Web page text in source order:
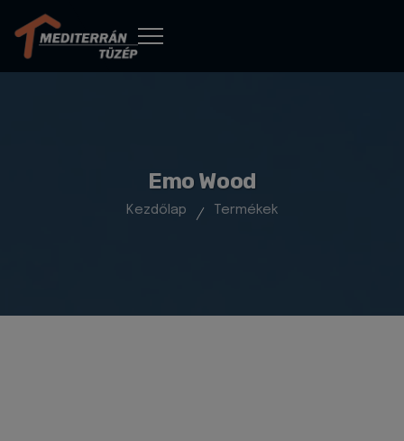
Emo Wood
Kezdőlap Termékek